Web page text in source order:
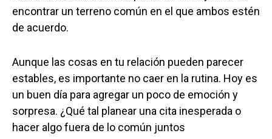
encontrar un terreno común en el que ambos estén
de acuerdo.
Aunque las cosas en tu relación pueden parecer
estables, es importante no caer en la rutina. Hoy es
un buen día para agregar un poco de emoción y
sorpresa. ¿Qué tal planear una cita inesperada o
hacer algo fuera de lo común juntos